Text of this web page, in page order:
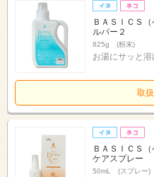
ＢＡＳＩＣＳ
ルパー２
825g (粉末)
お湯にサッと
取
ＢＡＳＩＣＳ
ケアスプレー
50mL (スプレー)